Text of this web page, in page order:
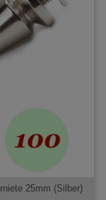
25mm (Silber)